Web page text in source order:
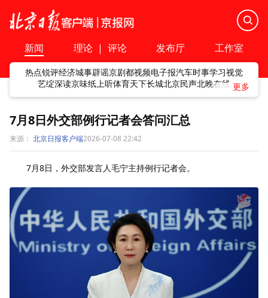
新闻 理论 | 评论 发布厅 工作室
热点锐评经济城事辟谣京剧都视频电子报汽车时事学习视觉
艺绽深读京味纸上听体育天下长城北京民声北晚在线
7月8日外交部例行记者会答问汇总
来源： 北京日报客户端2026-07-08 22:42
7月8日，外交部发言人毛宁主持例行记者会。